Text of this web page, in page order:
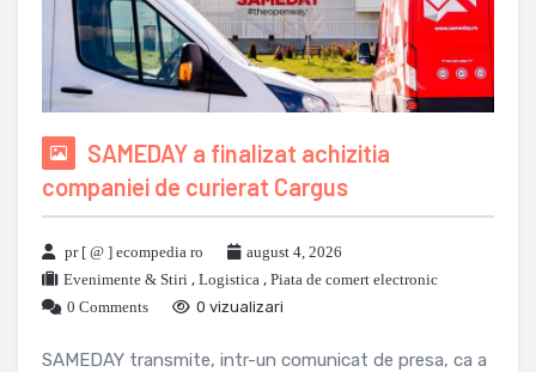
SAMEDAY a finalizat achizitia
companiei de curierat Cargus
pr [ @ ] ecompedia ro
august 4, 2026
Evenimente & Stiri , Logistica , Piata de comert electronic
0 Comments
0 vizualizari
SAMEDAY transmite, intr-un comunicat de presa, ca a